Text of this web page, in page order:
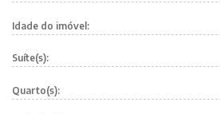
Idade do imóvel:
Suíte(s):
Quarto(s):